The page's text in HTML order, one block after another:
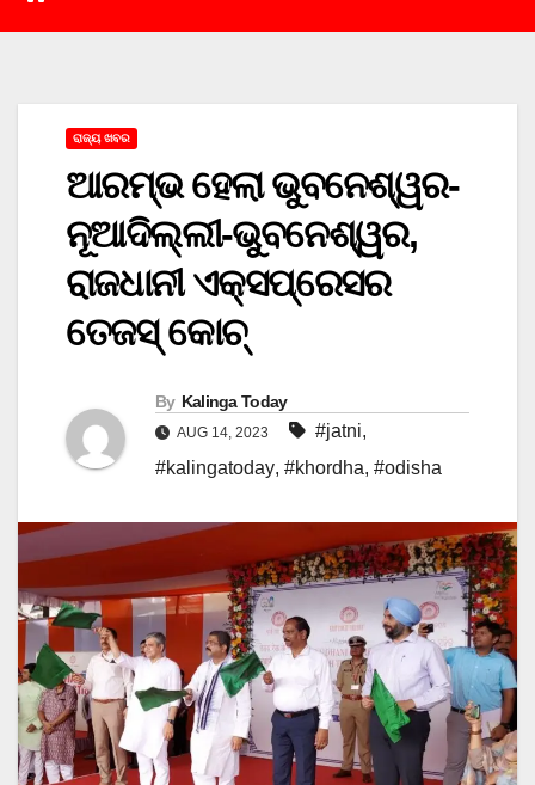
ରାଜ୍ୟ ଖବର
ଆରମ୍ଭ ହେଲା ଭୁବନେଶ୍ୱର-
ନୂଆଦିଲ୍ଲୀ-ଭୁବନେଶ୍ୱର,
ରାଜଧାନୀ ଏକ୍ସପ୍ରେସର
ତେଜସ୍ କୋଚ୍
By Kalinga Today
AUG 14, 2023 #jatni,
#kalingatoday, #khordha, #odisha